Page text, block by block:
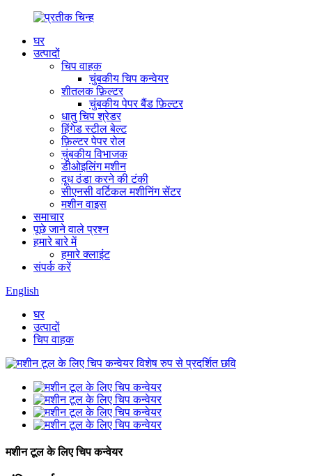
घर
उत्पादों
चिप वाहक
चुंबकीय चिप कन्वेयर
शीतलक फ़िल्टर
चुंबकीय पेपर बैंड फ़िल्टर
धातु चिप श्रेडर
हिंगेड स्टील बेल्ट
फ़िल्टर पेपर रोल
चुंबकीय विभाजक
डीओइलिंग मशीन
दूध ठंडा करने की टंकी
सीएनसी वर्टिकल मशीनिंग सेंटर
मशीन वाइस
समाचार
पूछे जाने वाले प्रश्न
हमारे बारे में
हमारे क्लाइंट
संपर्क करें
English
घर
उत्पादों
चिप वाहक
मशीन टूल के लिए चिप कन्वेयर